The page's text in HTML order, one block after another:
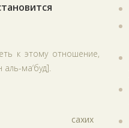
к этому отношение,
ма‘буд].
сахих